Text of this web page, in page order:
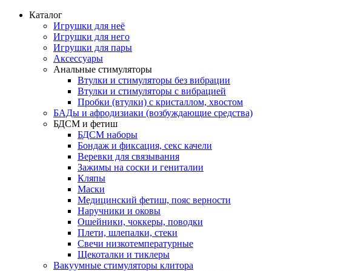
Каталог
Игрушки для неё
Игрушки для него
Игрушки для пары
Аксессуары
Анальные стимуляторы
Втулки и стимуляторы без вибрации
Втулки и стимуляторы с вибрацией
Пробки (втулки) с кристаллом, хвостом
БАДы и афродизиаки (возбуждающие средства)
БДСМ и фетиш
БДСМ наборы
Бондаж и фиксация, секс качели
Веревки для связывания
Зажимы на соски и гениталии
Кляпы
Маски
Медицинский фетиш, пояс верности
Наручники и оковы
Ошейники, чоккеры, поводки
Плети, шлепалки, стеки
Свечи низкотемпературные
Щекоталки и тиклеры
Вакуумные стимуляторы клитора